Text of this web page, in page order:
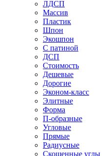
ЛДСП
Массив
Пластик
Шпон
Экошпон
С патиной
ДСП
Стоимость
Дешевые
Дорогие
Эконом-класс
Элитные
Форма
П-образные
Угловые
Прямые
Радиусные
Скошенные углы